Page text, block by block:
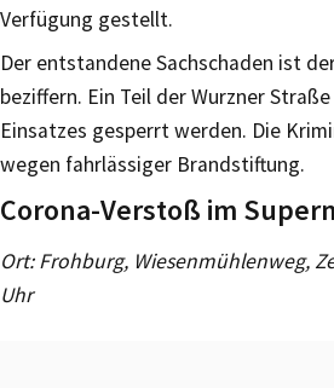
Verfügung gestellt.
Der entstandene Sachschaden ist
beziffern. Ein Teil der Wurzner
Einsatzes gesperrt werden. Die
wegen fahrlässiger Brandstiftung.
Corona-Verstoß im
Ort: Frohburg, Wiesenmühlenweg,
Uhr